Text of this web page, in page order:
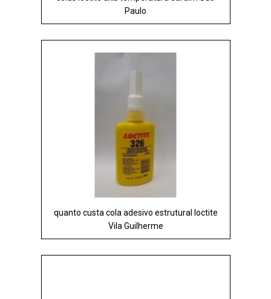
Paulo
quanto custa cola adesivo estrutural loctite
Vila Guilherme